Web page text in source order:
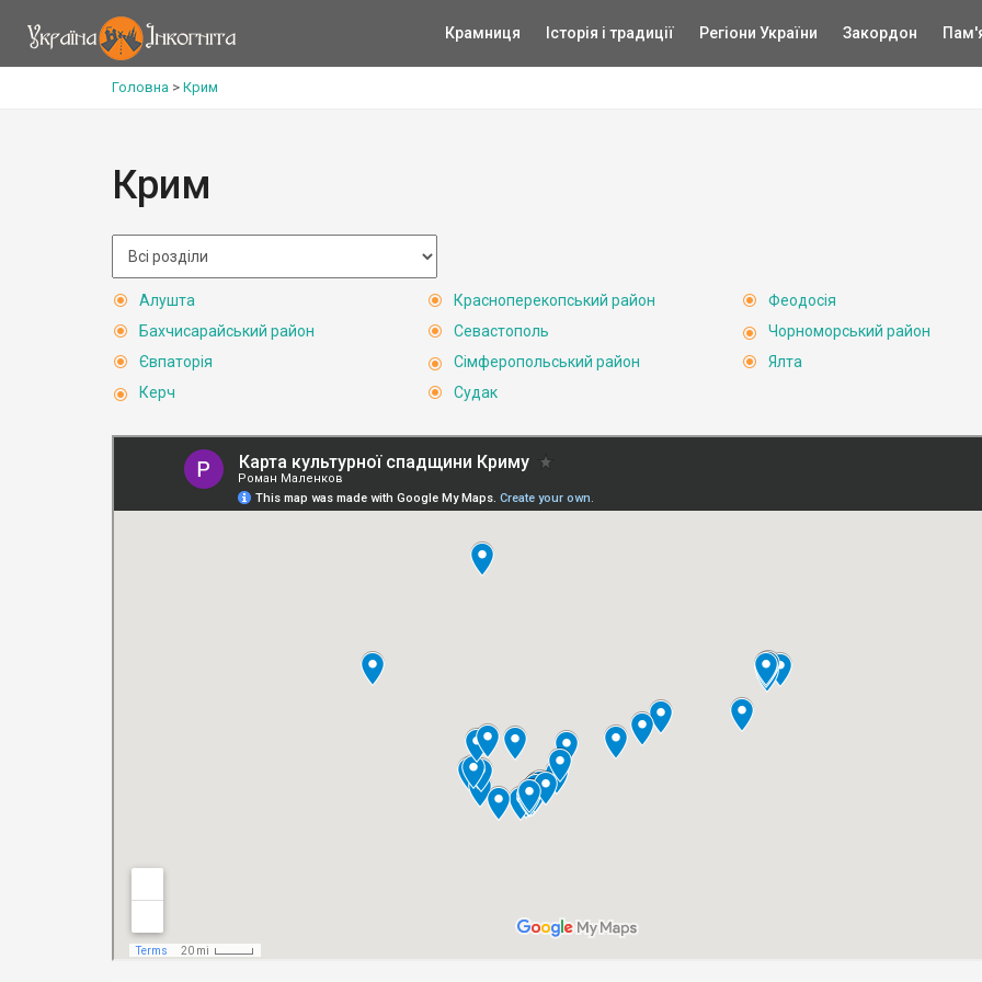
Крамниця Історія і традиції Регіони України Закордон
Головна > Крим
Крим
Алушта
Бахчисарайський район
Євпаторія
Керч
Красноперекопський район
Севастополь
Сімферопольський район
Судак
Феодосія
Чорноморський район
Ялта